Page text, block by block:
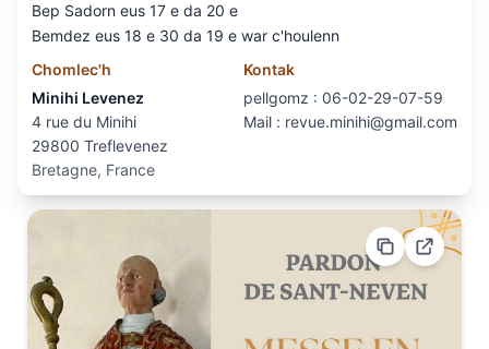
Bep Sadorn eus 17 e da 20 e
Bemdez eus 18 e 30 da 19 e war c'houlenn
Chomlec'h
Minihi Levenez
4 rue du Minihi
29800 Treflevenez
Bretagne, France
Kontak
pellgomz : 06-02-29-07-59
Mail : revue.minihi@gmail.com